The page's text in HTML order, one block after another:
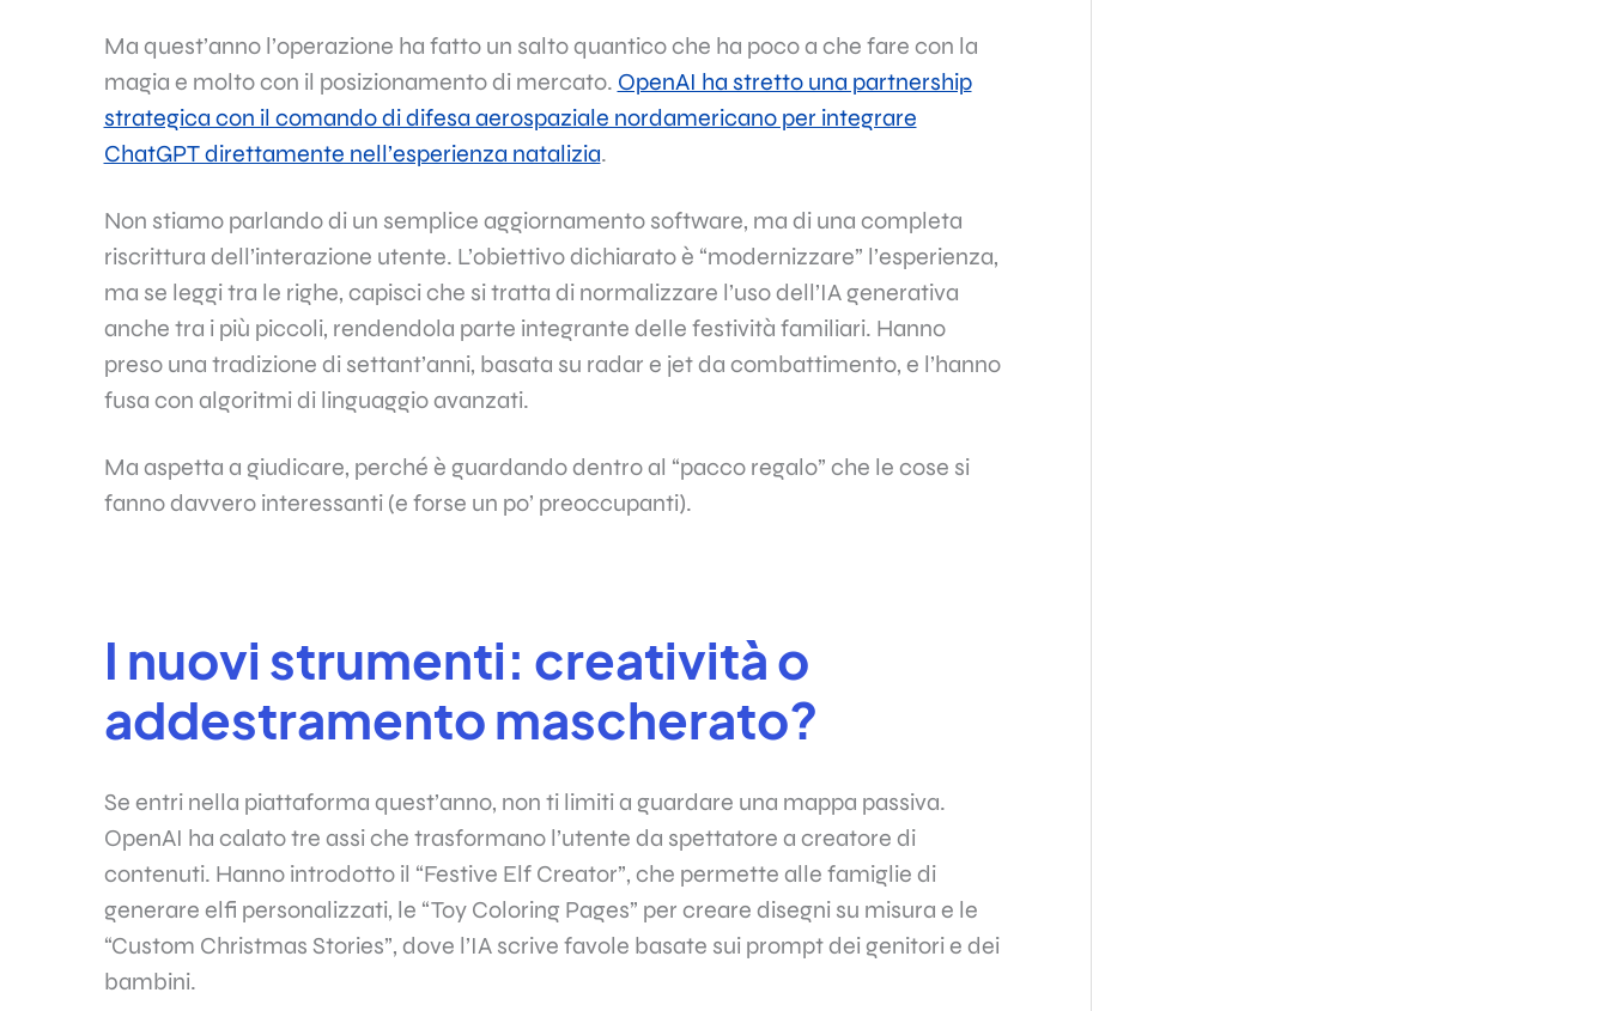
Ma quest’anno l’operazione ha fatto un salto quantico che ha poco a che fare con la
magia e molto con il posizionamento di mercato. OpenAI ha stretto una partnership
strategica con il comando di difesa aerospaziale nordamericano per integrare
ChatGPT direttamente nell’esperienza natalizia.
Non stiamo parlando di un semplice aggiornamento software, ma di una completa
riscrittura dell’interazione utente. L’obiettivo dichiarato è “modernizzare” l’esperienza,
ma se leggi tra le righe, capisci che si tratta di normalizzare l’uso dell’IA generativa
anche tra i più piccoli, rendendola parte integrante delle festività familiari. Hanno
preso una tradizione di settant’anni, basata su radar e jet da combattimento, e l’hanno
fusa con algoritmi di linguaggio avanzati.
Ma aspetta a giudicare, perché è guardando dentro al “pacco regalo” che le cose si
fanno davvero interessanti (e forse un po’ preoccupanti).
I nuovi strumenti: creatività o
addestramento mascherato?
Se entri nella piattaforma quest’anno, non ti limiti a guardare una mappa passiva.
OpenAI ha calato tre assi che trasformano l’utente da spettatore a creatore di
contenuti. Hanno introdotto il “Festive Elf Creator”, che permette alle famiglie di
generare elfi personalizzati, le “Toy Coloring Pages” per creare disegni su misura e le
“Custom Christmas Stories”, dove l’IA scrive favole basate sui prompt dei genitori e dei
bambini.